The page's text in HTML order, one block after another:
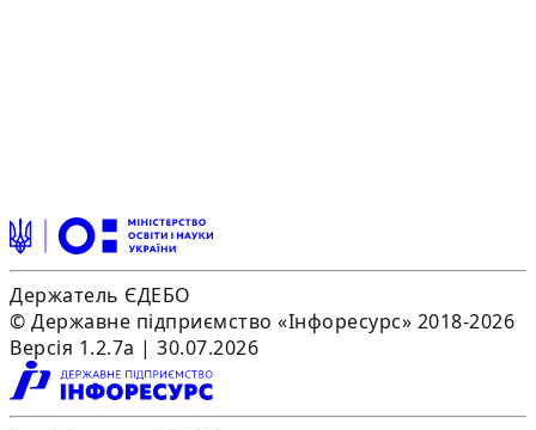
Держатель ЄДЕБО
© Державне підприємство «Інфоресурс» 2018-2026
Версія 1.2.7a | 30.07.2026